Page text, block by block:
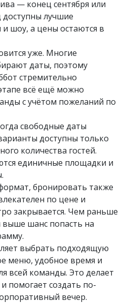
— конец сентября или
доступны лучшие
шоу, а цены остаются в
уже. Многие
даты, поэтому
стремительно
всё ещё можно
с учётом пожеланий по
свободные даты
доступны только
количества гостей.
единичные площадки и
бронировать также
по цене и
закрывается. Чем раньше
шанс попасть на
выбрать подходящую
меню, удобное время и
всей команды. Это делает
помогает создать по-
вечер.